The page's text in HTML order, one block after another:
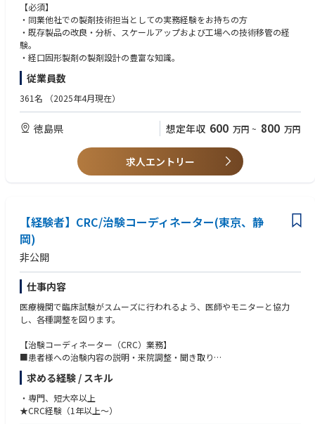
【必須】
・同業他社での製剤技術担当としての実務経験をお持ちの方
・既存製品の改良・分析、スケールアップおよび工場への技術移管の経
験。
・経口固形製剤の製剤設計の豊富な知識。
従業員数
361名 （2025年4月現在）
徳島県 想定年収 600 万円 ~ 800 万円
求人エントリー
【経験者】CRC/治験コーディネーター(東京、静
岡)
非公開
仕事内容
医療機関で臨床試験がスムーズに行われるよう、医師やモニターと協力
し、各種調整を図ります。
【治験コーディネーター（CRC）業務】
■患者様への治験内容の説明・来院調整・聞き取り
■担当医師のサポート
■院内スタッフとの調整
■製薬企業の担当者との調整・報告
■書類のファイリング 等
求める経験 / スキル
・専門、短大卒以上
★CRC経験（1年以上～）